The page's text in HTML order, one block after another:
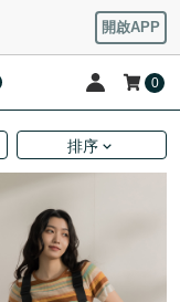
開啟APP
0
排序